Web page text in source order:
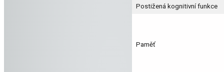
Postižená kognitivní funkce
Paměť